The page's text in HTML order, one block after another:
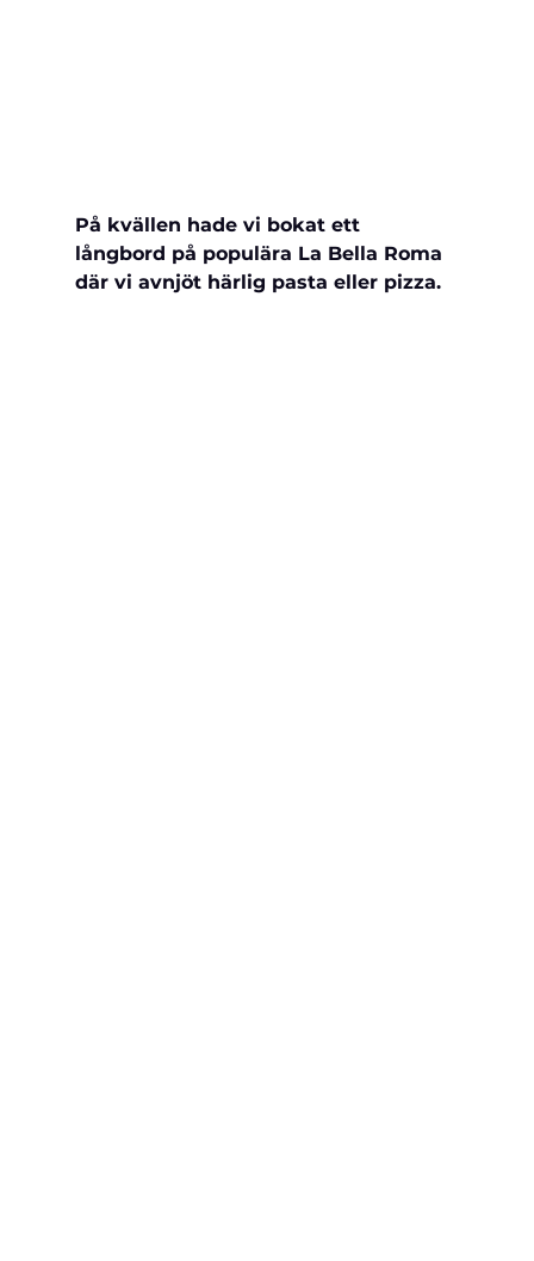
På kvällen hade vi bokat ett
långbord på populära La Bella Roma
där vi avnjöt härlig pasta eller pizza.